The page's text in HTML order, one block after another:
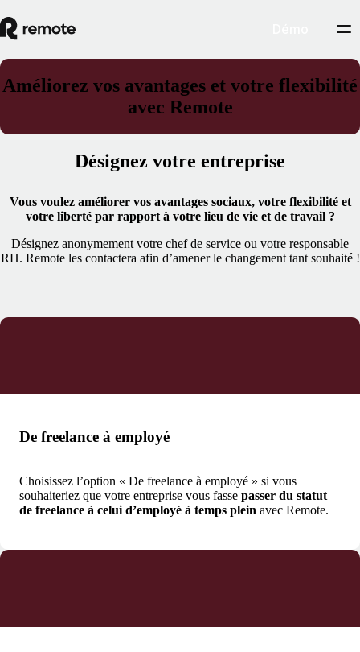
Améliorez vos avantages et votre flexibilité
avec Remote
Désignez votre entreprise
Vous voulez améliorer vos avantages sociaux, votre flexibilité et
votre liberté par rapport à votre lieu de vie et de travail ?
Désignez anonymement votre chef de service ou votre responsable
RH. Remote les contactera afin d’amener le changement tant souhaité !
De freelance à employé
Choisissez l’option « De freelance à employé » si vous
souhaiteriez que votre entreprise vous fasse passer du statut
de freelance à celui d’employé à temps plein avec Remote.